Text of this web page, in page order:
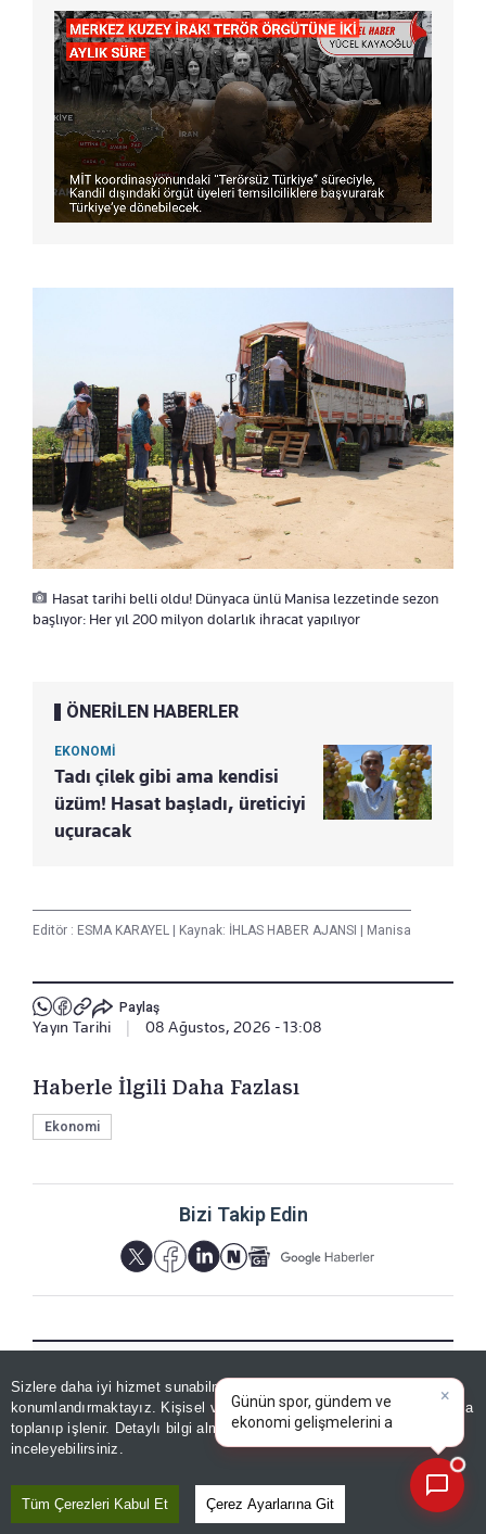
Sizlere daha iyi hizmet sunabilmek adına sitemizde
konumlandırmaktayız. Kişisel verileriniz, KVKK ve GDPR kapsamında
toplanıp işlenir. Detaylı bilgi almak içinAydınlatma Metnimizi
inceleyebilirsiniz.
Tüm Çerezleri Kabul Et Çerez Ayarlarına Git
Hasat tarihi belli oldu! Dünyaca ünlü Manisa lezzetinde sezon
başlıyor: Her yıl 200 milyon dolarlık ihracat yapılıyor
ÖNERİLEN HABERLER
EKONOMİ
Tadı çilek gibi ama kendisi
üzüm! Hasat başladı, üreticiyi
uçuracak
Editör : ESMA KARAYEL | Kaynak: İHLAS HABER AJANSI | Manisa
Paylaş
Yayın Tarihi 08 Ağustos, 2026 - 13:08
Haberle İlgili Daha Fazlası
Ekonomi
Bizi Takip Edin
YORUMLAR
Yorum için giriş yapın
×
Günün spor, gündem ve
ekonomi gelişmelerini analiz
edin!